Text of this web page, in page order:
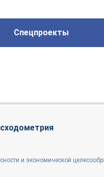
Спецпроекты
и экономической